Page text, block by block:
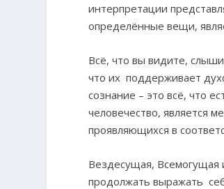
интерпретации
определённые вещи,
Всё, что вы видите,
что их поддерживает
сознание – это всё, что
человечество, является
проявляющихся в
Вездесущая, Всемогущая
продолжать выражать